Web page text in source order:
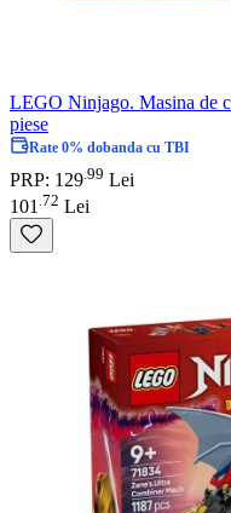
LEGO Ninjago. Masina de
piese
Rate 0% dobanda cu TBI
PRP: 129 99 Lei
101 72 Lei